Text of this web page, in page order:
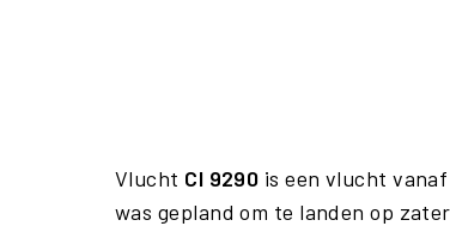
Vlucht CI 9290 is een vlucht
was gepland om te landen op